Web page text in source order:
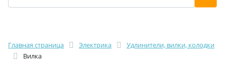
Главная страница Электрика
Удлинители, вилки, колодки
Вилка